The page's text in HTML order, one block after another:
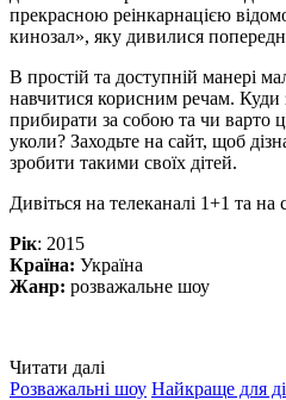
прекрасною реінкарнацією
кинозал», яку дивилися
В простій та доступній манері
навчитися корисним речам. Куди
прибирати за собою та чи варто
уколи? Заходьте на сайт, щоб
зробити такими своїх дітей.
Дивіться на телеканалі 1+1 та на
Рік: 2015
Країна: Україна
Жанр: розважальне шоу
Читати далі
Розважальні шоу Найкраще для